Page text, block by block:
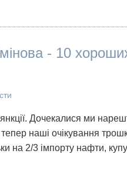
- 10
Дочекалися ми
тепер наші очікування
на 2/3 імпорту нафти,